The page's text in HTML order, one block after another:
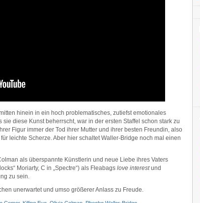
hinein in ein hoch problematisches, zutiefst emotionales
diese Kunst beherrscht, war in der ersten Staffel schon stark zu
Figur immer der Tod ihrer Mutter und ihrer besten Freundin, also
leichte Scherze. Aber hier schaltet Waller-Bridge noch mal einen
als überspannte Künstlerin und neue Liebe ihres Vaters
Moriarty, C in „Spectre“) als Fleabags love interestund
zu sein.
unerwartet und umso größerer Anlass zu Freude.